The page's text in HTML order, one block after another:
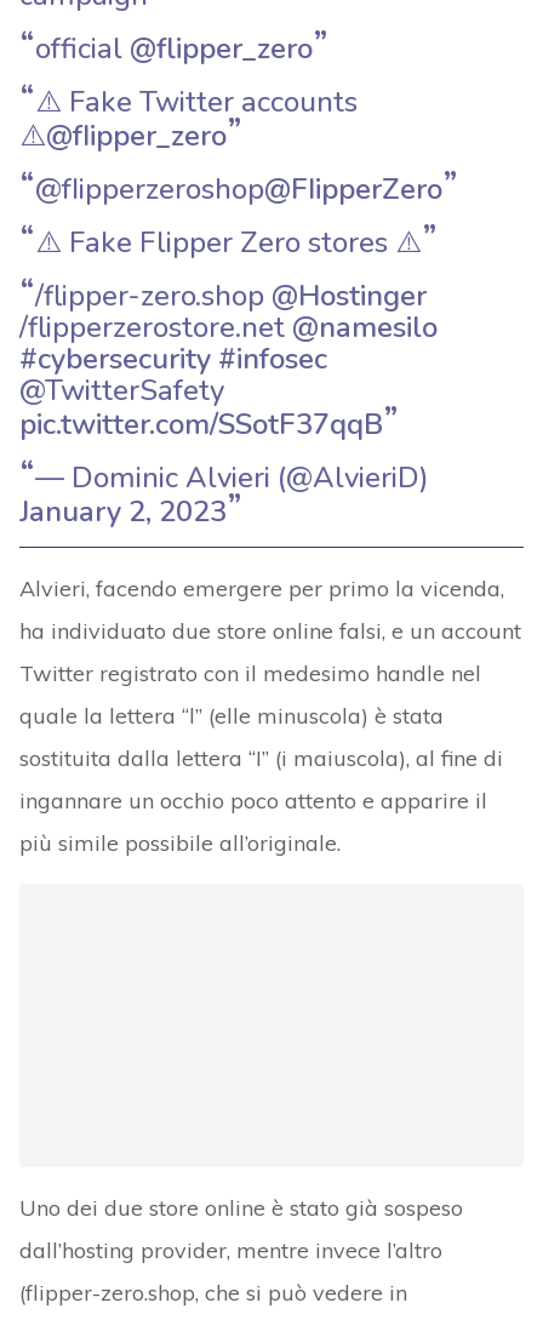
official @flipper_zero
⚠️ Fake Twitter accounts
⚠️@fIipper_zero
@fIipperzeroshop@FIipperZero
⚠️ Fake Flipper Zero stores ⚠️
/flipper-zero.shop @Hostinger
/flipperzerostore.net @namesilo
#cybersecurity #infosec
@TwitterSafety
pic.twitter.com/SSotF37qqB
— Dominic Alvieri (@AlvieriD)
January 2, 2023
Alvieri, facendo emergere per primo la vicenda,
ha individuato due store online falsi, e un account
Twitter registrato con il medesimo handle nel
quale la lettera “l” (elle minuscola) è stata
sostituita dalla lettera “I” (i maiuscola), al fine di
ingannare un occhio poco attento e apparire il
più simile possibile all’originale.
Uno dei due store online è stato già sospeso
dall’hosting provider, mentre invece l’altro
(flipper-zero.shop, che si può vedere in